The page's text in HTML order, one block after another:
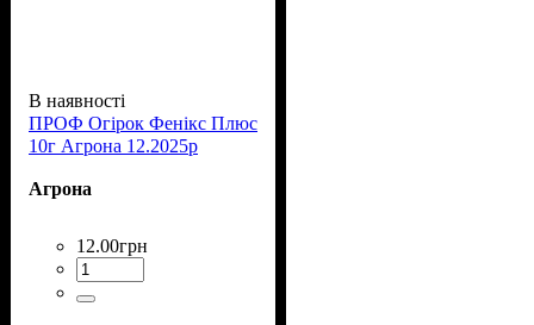
В наявності
ПРОФ Огірок Фенікс Плюс
10г Агрона 12.2025р
Агрона
12.00грн